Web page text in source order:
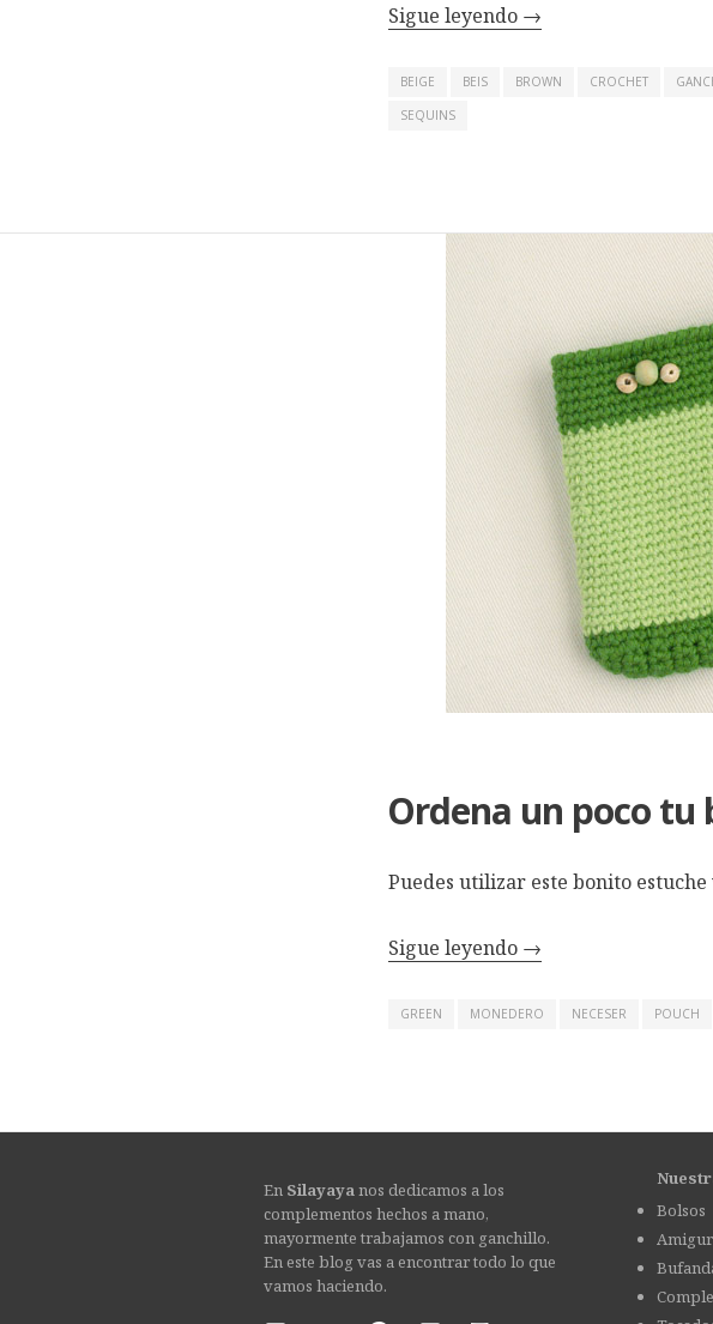
Sigue leyendo →
BEIGE BEIS BROWN CROCHET
SEQUINS
Ordena un poco
Puedes utilizar este bonito
Sigue leyendo →
GREEN MONEDERO NECESER POUCH
En Silayayanos dedicamos a los
complementos hechos a mano,
mayormente trabajamos con ganchillo.
En este blog vas a encontrar todo lo que
vamos haciendo.
Bolsos